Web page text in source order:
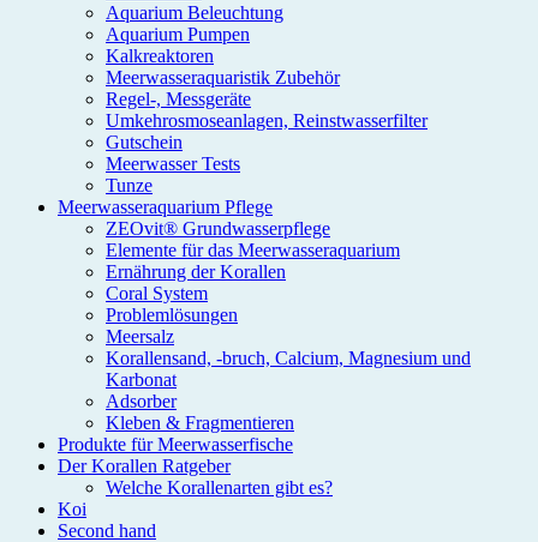
Aquarium Beleuchtung
Aquarium Pumpen
Kalkreaktoren
Meerwasseraquaristik Zubehör
Regel-, Messgeräte
Umkehrosmoseanlagen, Reinstwasserfilter
Gutschein
Meerwasser Tests
Tunze
Meerwasseraquarium Pflege
ZEOvit® Grundwasserpflege
Elemente für das Meerwasseraquarium
Ernährung der Korallen
Coral System
Problemlösungen
Meersalz
Korallensand, -bruch, Calcium, Magnesium und
Karbonat
Adsorber
Kleben & Fragmentieren
Produkte für Meerwasserfische
Der Korallen Ratgeber
Welche Korallenarten gibt es?
Koi
Second hand